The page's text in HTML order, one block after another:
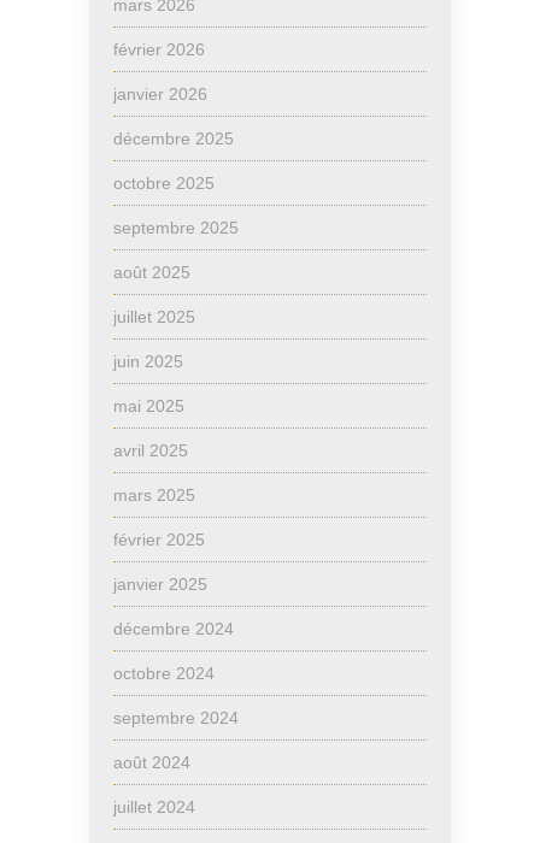
mars 2026
février 2026
janvier 2026
décembre 2025
octobre 2025
septembre 2025
août 2025
juillet 2025
juin 2025
mai 2025
avril 2025
mars 2025
février 2025
janvier 2025
décembre 2024
octobre 2024
septembre 2024
août 2024
juillet 2024